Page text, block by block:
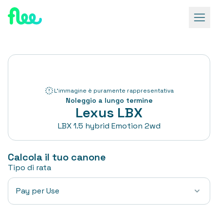
L'immagine è puramente rappresentativa
Noleggio a lungo termine
Lexus LBX
LBX 1.5 hybrid Emotion 2wd
Calcola il tuo canone
Tipo di rata
Pay per Use